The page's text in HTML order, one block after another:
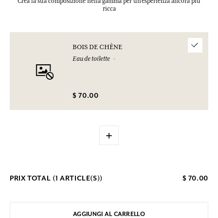
ricca
BOIS DE CHÊNE
Eau de toilette
$ 70.00
+
PRIX TOTAL (1 ARTICLE(S)) $ 70.00
AGGIUNGI AL CARRELLO